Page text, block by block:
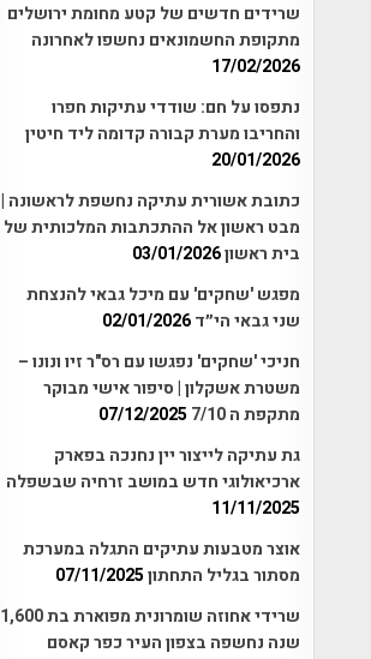
שרידים חדשים של קטע מחומת ירושלים
מתקופת החשמונאים נחשפו לאחרונה
17/02/2026
נתפסו על חם: שודדי עתיקות חפרו
והחריבו מערת קבורה קדומה ליד חיטין
20/01/2026
כתובת אשורית עתיקה נחשפת לראשונה |
מבט ראשון אל ההתכתבות המלכותית של
בית ראשון03/01/2026
מפגש 'שחקים' עם מיכל גבאי להנצחת
שני גבאי הי״ד02/01/2026
חניכי 'שחקים' נפגשו עם רס"ר זיו ונונו –
משטרת אשקלון | סיפור אישי מבוקר
מתקפת ה 7/10
07/12/2025
גת עתיקה לייצור יין נחנכה בפארק
ארכיאולוגי חדש במושב זרחיה שבשפלה
11/11/2025
אוצר מטבעות עתיקים התגלה במערכת
מסתור בגליל התחתון07/11/2025
שרידי אחוזה שומרונית מפוארת בת 1,600
שנה נחשפה בצפון העיר כפר קאסם